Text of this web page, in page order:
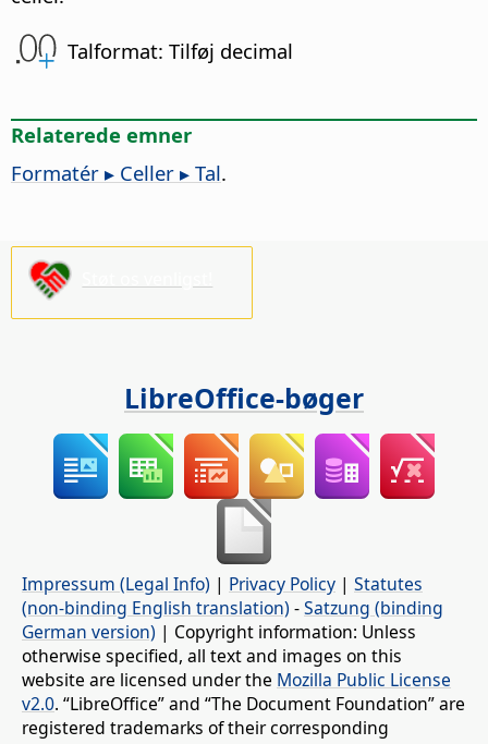
Talformat: Tilføj decimal
Relaterede emner
Formatér ▸ Celler ▸ Tal.
LibreOffice-bøger
Impressum (Legal Info) | Privacy Policy | Statutes
(non-binding English translation) -Satzung (binding
German version) | Copyright information: Unless
otherwise specified, all text and images on this
website are licensed under the Mozilla Public License
v2.0. “LibreOffice” and “The Document Foundation” are
registered trademarks of their corresponding